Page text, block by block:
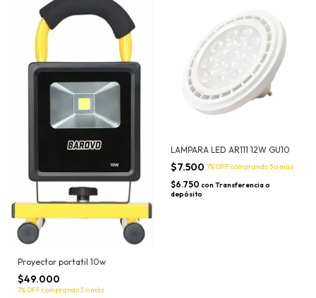
Proyector portatil 10w
$49.000
7% OFFcomprando 5 o más
LAMPARA LED AR111 12W GU10
$7.500 7% OFFcomprando 5 o más
$6.750 con Transferencia o
depósito